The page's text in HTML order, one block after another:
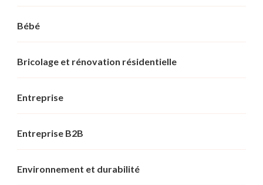
Bébé
Bricolage et rénovation résidentielle
Entreprise
Entreprise B2B
Environnement et durabilité